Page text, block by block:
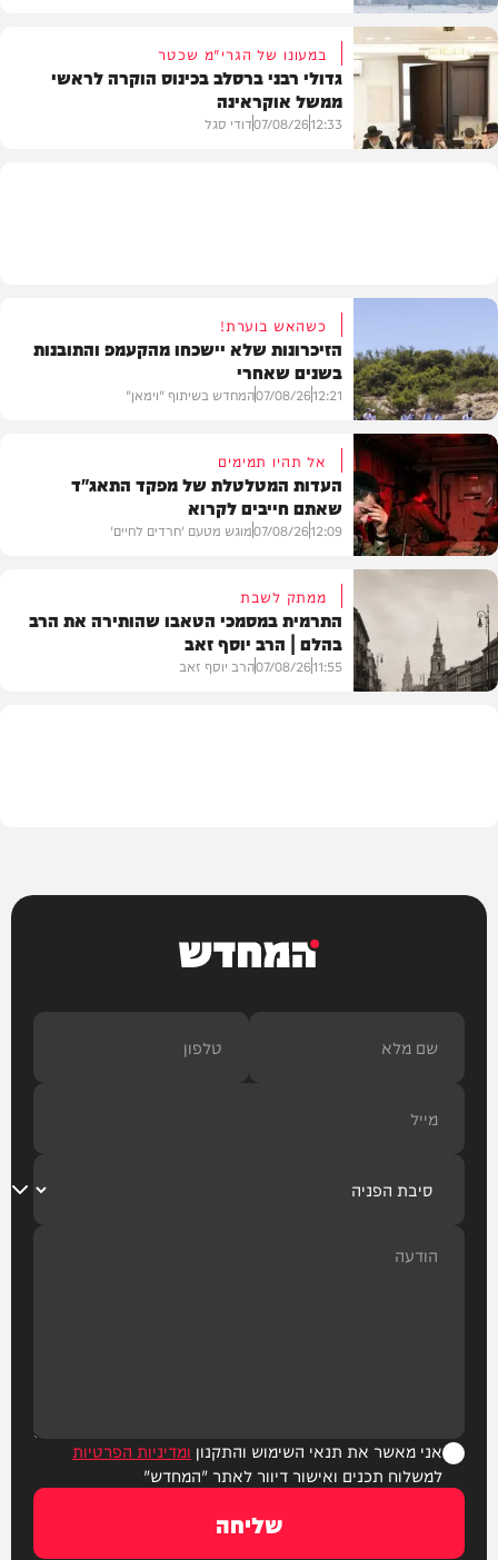
במעונו של הגרי"מ שכטר
גדולי רבני ברסלב בכינוס הוקרה לראשי
ממשל אוקראינה
12:33
07/08/26דודי סגל
וידאו
כשהאש בוערת!
הזיכרונות שלא יישכחו מהקעמפ והתובנות
בשנים שאחרי
12:21
07/08/26המחדש בשיתוף "וימאן"
דעות
אל תהיו תמימים
העדות המטלטלת של מפקד התאג"ד
שאתם חייבים לקרוא
12:09
07/08/26מוגש מטעם 'חרדים לחיים'
ממתק לשבת
התרמית במסמכי הטאבו שהותירה את הרב
בהלם | הרב יוסף זאב
11:55
07/08/26הרב יוסף זאב
המחדש
אני מאשר את תנאי השימוש והתקנון ומדיניות הפרטיות
למשלוח תכנים ואישור דיוור לאתר "המחדש"
שליחה